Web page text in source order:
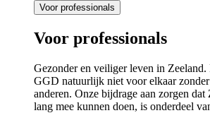
Voor professionals
Voor professionals
Gezonder en veiliger leven in
GGD natuurlijk niet voor elkaar
anderen. Onze bijdrage aan zorgen dat
lang mee kunnen doen, is onderdeel